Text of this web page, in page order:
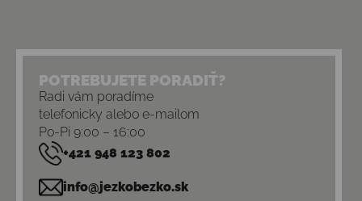
POTREBUJETE PORADIŤ?
Radi vám poradíme
telefonicky alebo e-mailom
Po-Pi 9:00 – 16:00
+421 948 123 802
info@jezkobezko.sk